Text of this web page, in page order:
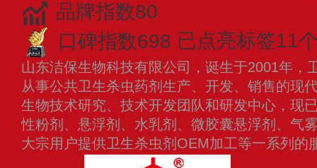
品牌指数80
口碑指数698 已点亮标签11
山东洁保生物科技有限公司，诞生于2001年，
从事公共卫生杀虫药剂生产、开发、销售的现
生物技术研究、技术开发团队和研发中心，现
性粉剂、悬浮剂、水乳剂、微胶囊悬浮剂、气
大宗用户提供卫生杀虫剂OEM加工等一系列的